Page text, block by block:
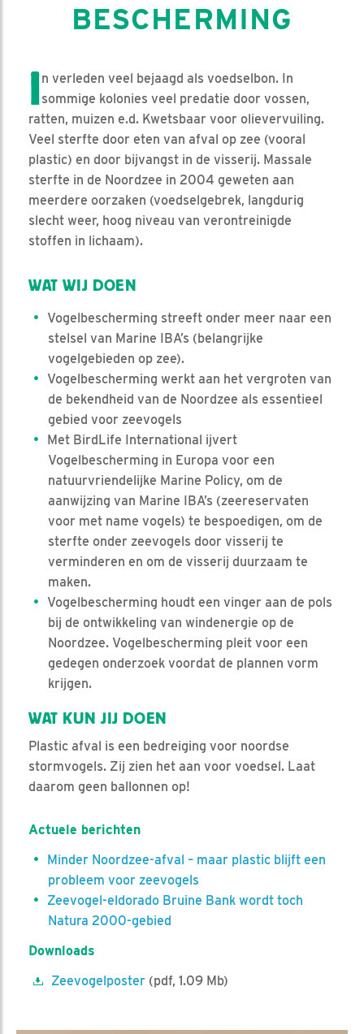
BESCHERMING
In verleden veel bejaagd als voedselbon. In
sommige kolonies veel predatie door vossen,
ratten, muizen e.d. Kwetsbaar voor olievervuiling.
Veel sterfte door eten van afval op zee (vooral
plastic) en door bijvangst in de visserij. Massale
sterfte in de Noordzee in 2004 geweten aan
meerdere oorzaken (voedselgebrek, langdurig
slecht weer, hoog niveau van verontreinigde
stoffen in lichaam).
WAT WIJ DOEN
Vogelbescherming streeft onder meer naar een
stelsel van Marine IBA’s (belangrijke
vogelgebieden op zee).
Vogelbescherming werkt aan het vergroten van
de bekendheid van de Noordzee als essentieel
gebied voor zeevogels
Met BirdLife International ijvert
Vogelbescherming in Europa voor een
natuurvriendelijke Marine Policy, om de
aanwijzing van Marine IBA’s (zeereservaten
voor met name vogels) te bespoedigen, om de
sterfte onder zeevogels door visserij te
verminderen en om de visserij duurzaam te
maken.
Vogelbescherming houdt een vinger aan de pols
bij de ontwikkeling van windenergie op de
Noordzee. Vogelbescherming pleit voor een
gedegen onderzoek voordat de plannen vorm
krijgen.
WAT KUN JIJ DOEN
Plastic afval is een bedreiging voor noordse
stormvogels. Zij zien het aan voor voedsel. Laat
daarom geen ballonnen op!
Actuele berichten
Minder Noordzee-afval – maar plastic blijft een
probleem voor zeevogels
Zeevogel-eldorado Bruine Bank wordt toch
Natura 2000-gebied
Downloads
Zeevogelposter (pdf, 1.09 Mb)